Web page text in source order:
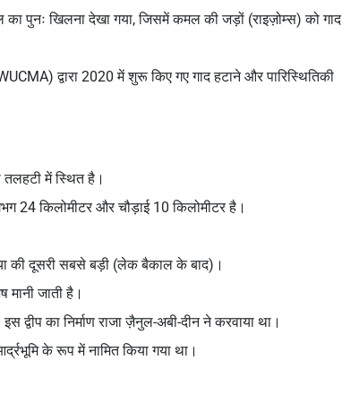
पुनः खिलना देखा गया, जिसमें कमल की जड़ों (राइज़ोम्स) को गाद
द्वारा 2020 में शुरू किए गए गाद हटाने और पारिस्थितिकी
तलहटी में स्थित है।
24 किलोमीटर और चौड़ाई 10 किलोमीटर है।
की दूसरी सबसे बड़ी (लेक बैकाल के बाद)।
जाती है।
द्वीप का निर्माण राजा ज़ैनुल-अबी-दीन ने करवाया था।
के रूप में नामित किया गया था।